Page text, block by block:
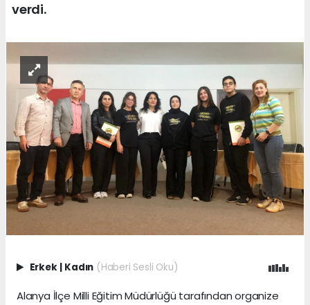
verdi.
Erkek | Kadın (Haberi Sesli Oku)
Alanya İlçe Milli Eğitim Müdürlüğü tarafından organize